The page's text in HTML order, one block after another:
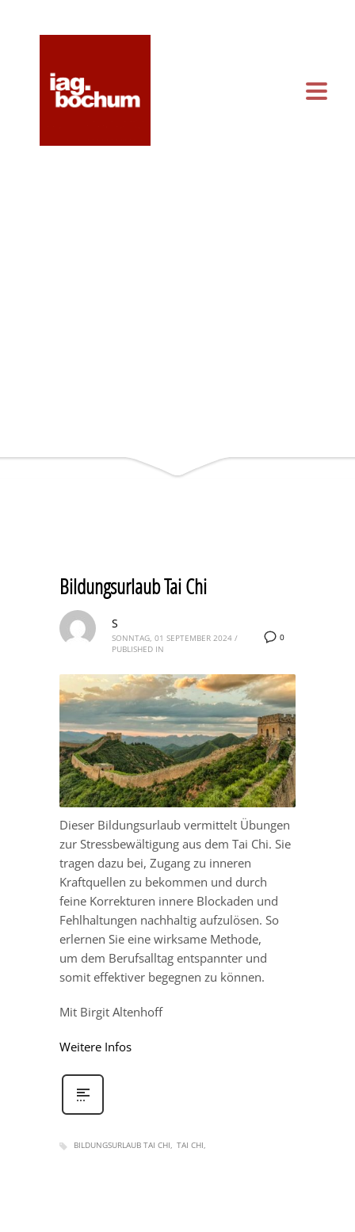
Bildungsurlaub Tai Chi
0
S
SONNTAG, 01 SEPTEMBER 2024 /
PUBLISHED IN
Dieser Bildungsurlaub vermittelt Übungen
zur Stressbewältigung aus dem Tai Chi. Sie
tragen dazu bei, Zugang zu inneren
Kraftquellen zu bekommen und durch
feine Korrekturen innere Blockaden und
Fehlhaltungen nachhaltig aufzulösen. So
erlernen Sie eine wirksame Methode,
um dem Berufsalltag entspannter und
somit effektiver begegnen zu können.
Mit Birgit Altenhoff
Weitere Infos
BILDUNGSURLAUB TAI CHI TAI CHI